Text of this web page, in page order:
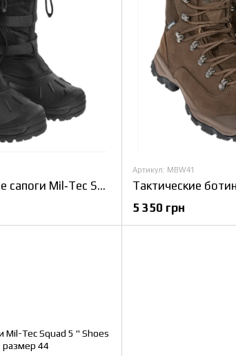
Тактические зимние сапоги Mil‑Tec Snow Boots утеплённые, размер 46
Артикул: MBW41
5 350 грн